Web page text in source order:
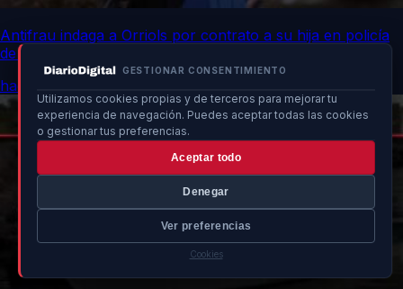
GESTIONAR CONSENTIMIENTO
Utilizamos cookies propias y de terceros para mejorar tu
experiencia de navegación. Puedes aceptar todas las cookies
o gestionar tus preferencias.
Aceptar todo
Denegar
Ver preferencias
Cookies
Antifrau indaga a Orriols por contrato a su hija en policía
de Ripoll
hace 9h